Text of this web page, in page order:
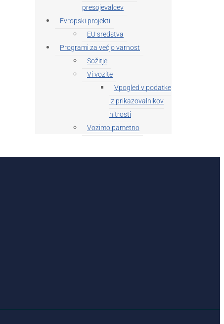
presojevalcev
Evropski projekti
EU sredstva
Programi za večjo varnost
Sožitje
Vi vozite
Vpogled v podatke
iz prikazovalnikov
hitrosti
Vozimo pametno